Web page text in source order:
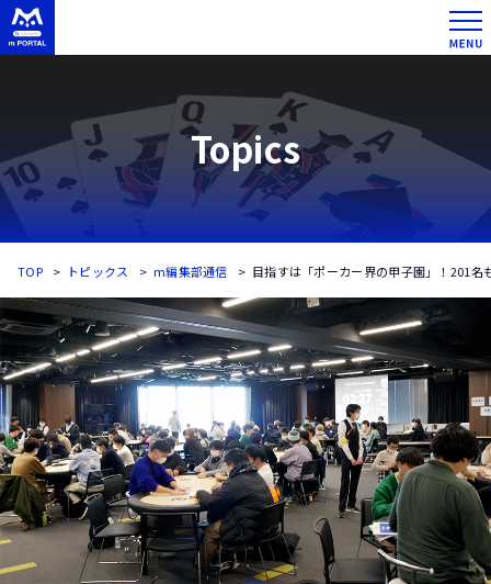
Topics
TOP トピックス m編集部通信 目指すは「ポーカー界の甲子園」！201